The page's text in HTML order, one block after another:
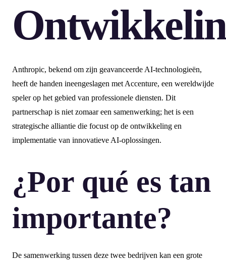
Anthropic, bekend om zijn geavanceerde AI-technologieën,
heeft de handen ineengeslagen met Accenture, een wereldwijde
speler op het gebied van professionele diensten. Dit
partnerschap is niet zomaar een samenwerking; het is een
strategische alliantie die focust op de ontwikkeling en
implementatie van innovatieve AI-oplossingen.
¿Por qué es tan
importante?
De samenwerking tussen deze twee bedrijven kan een grote